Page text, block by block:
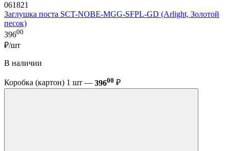
061821
Заглушка поста SCT-NOBE-MGG-SFPL-GD (Arlight, Золотой
песок)
39600
₽/шт
В наличии
Коробка (картон) 1 шт — 39600 ₽